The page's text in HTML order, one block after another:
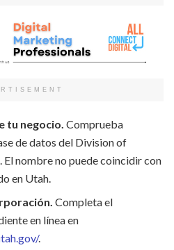
tu negocio. Comprueba
de datos del Division of
nombre no puede coincidir con
en Utah.
Completa el
en línea en
.